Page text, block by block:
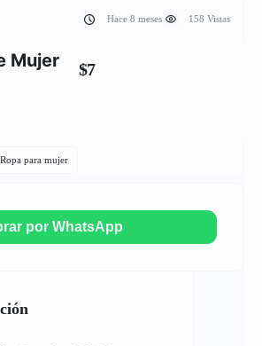
Hace 8 meses 158 Vistas
Mujer $7
Ropa para mujer
por WhatsApp